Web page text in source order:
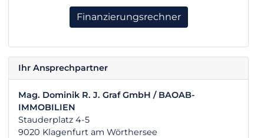
Finanzierungsrechner
Ihr Ansprechpartner
Mag. Dominik R. J. Graf GmbH / BAOAB-
IMMOBILIEN
Stauderplatz 4-5
9020 Klagenfurt am Wörthersee